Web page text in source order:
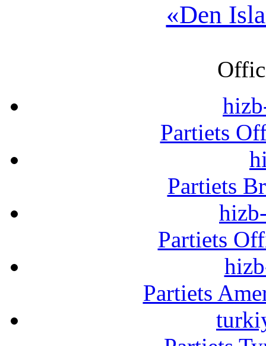
«Den
Partiets
Partiets
Partiets
Partiets